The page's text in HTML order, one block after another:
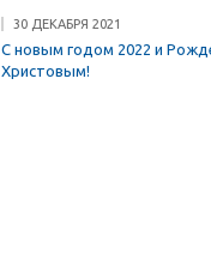
30 ДЕКАБРЯ 2021
С новым годом 2022 и
Христовым!